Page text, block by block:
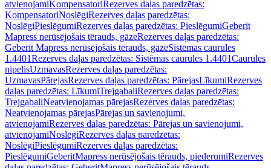
atvienojamiKompensatoriRezerves daļas paredzētas:
KompensatoriNoslēgiRezerves daļas paredzētas:
NoslēgiPieslēgumiRezerves daļas paredzētas: PieslēgumiGeberit
Mapress nerūsējošais tērauds, gāzeRezerves daļas paredzētas:
Geberit Mapress nerūsējošais tērauds, gāzeSistēmas caurules
1.4401Rezerves daļas paredzētas: Sistēmas caurules 1.4401Caurules
nipelisUzmavasRezerves daļas paredzētas:
UzmavasPārejasRezerves daļas paredzētas: PārejasLīkumiRezerves
daļas paredzētas: LīkumiTrejgabaliRezerves daļas paredzētas:
TrejgabaliNeatvienojamas pārejasRezerves daļas paredzētas:
Neatvienojamas pārejasPārejas un savienojumi,
atvienojamiRezerves daļas paredzētas: Pārejas un savienojumi,
atvienojamiNoslēgiRezerves daļas paredzētas:
NoslēgiPieslēgumiRezerves daļas paredzētas:
PieslēgumiGeberitMapress nerūsējošais tērauds, piederumiRezerves